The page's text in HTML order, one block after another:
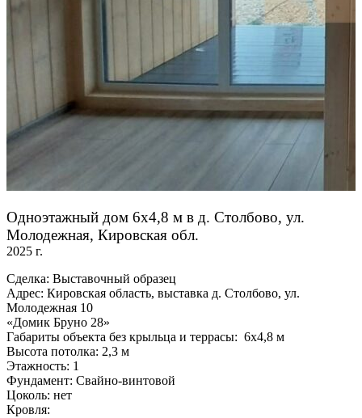
Одноэтажный дом 6х4,8 м в д. Столбово, ул.
Молодежная, Кировская обл.
2025 г.
Сделка: Выставочный образец
Адрес: Кировская область, выставка д. Столбово, ул.
Молодежная 10
«Домик Бруно 28»
Габариты объекта без крыльца и террасы: 6х4,8 м
Высота потолка: 2,3 м
Этажность: 1
Фундамент: Свайно-винтовой
Цоколь: нет
Кровля: